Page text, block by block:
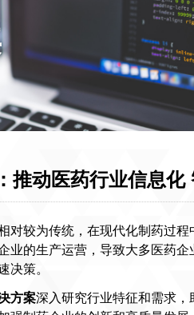
推动医药行业信息化
对较为传统，在现代化制药过
业的生产运营，导致大多医药
决策。
方案深入研究行业特征和需求